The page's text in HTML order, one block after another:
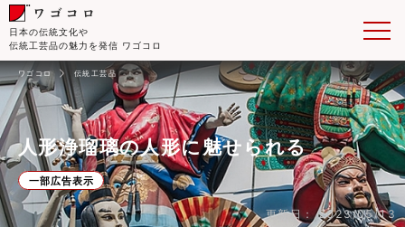
日本の伝統文化や
伝統工芸品の魅力を発信 ワゴコロ
ワゴコロ 伝統工芸品
人形浄瑠璃の人形に魅せられる
一部広告表示
更新日： 2023/05/13